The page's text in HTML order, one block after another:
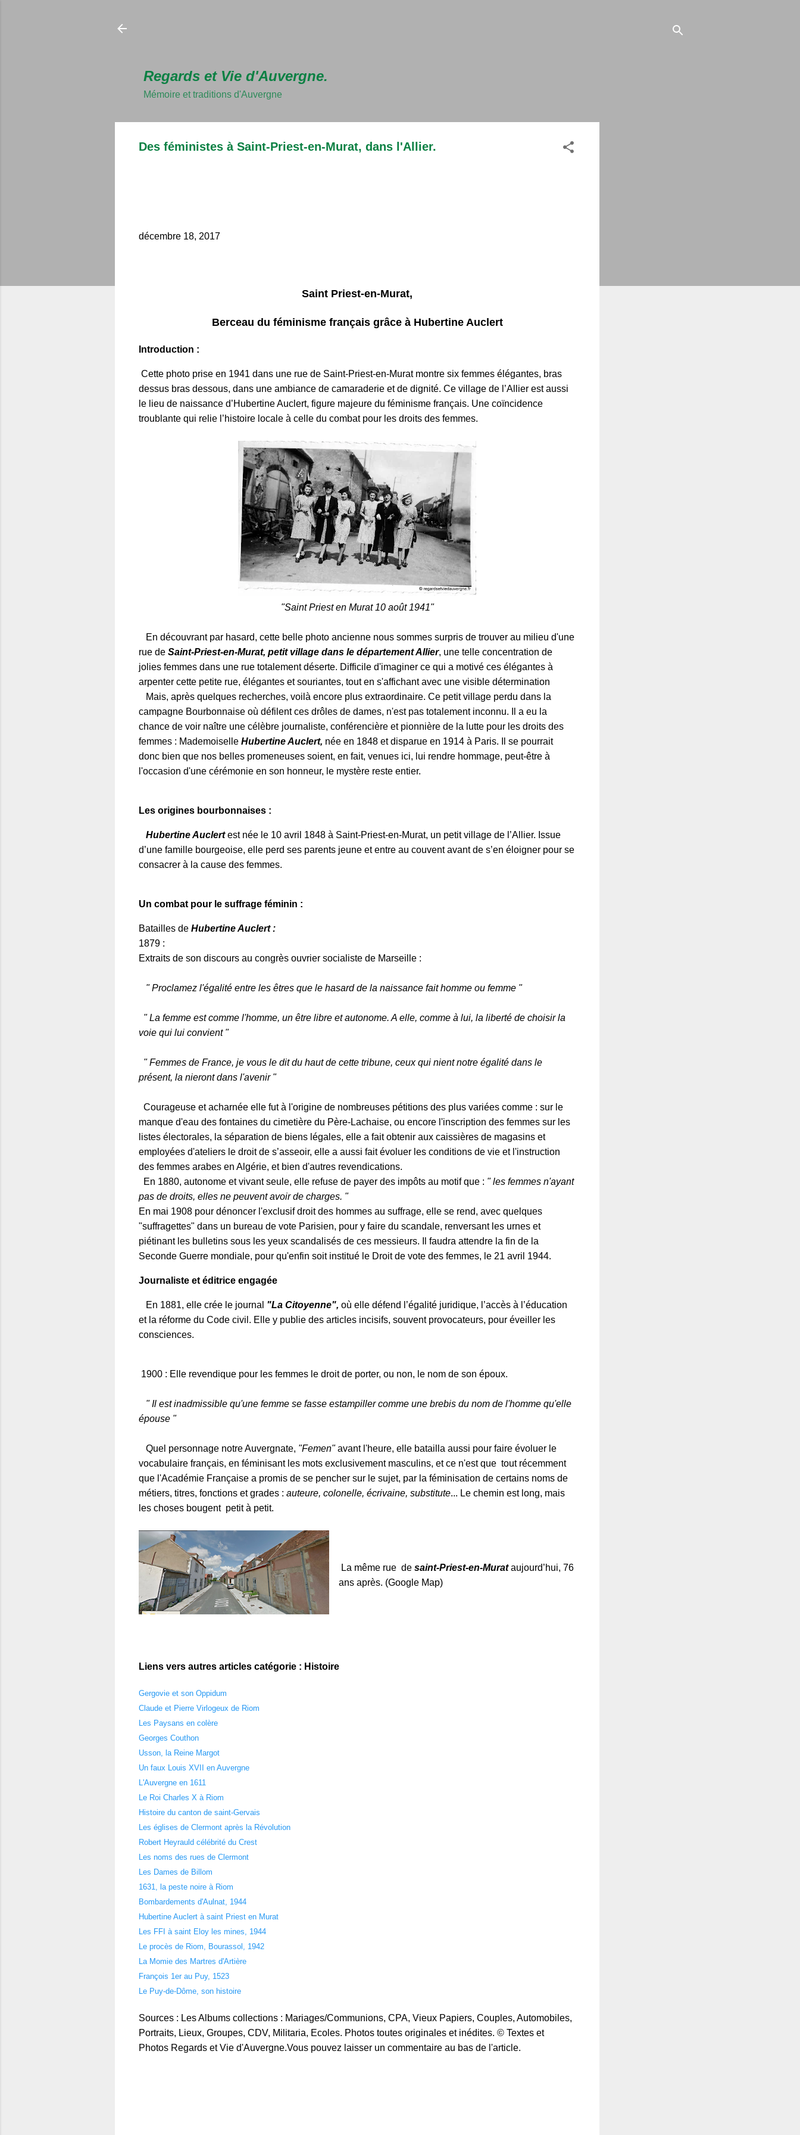
Regards et Vie d'Auvergne.
Mémoire et traditions d'Auvergne
Des féministes à Saint-Priest-en-Murat, dans l'Allier.
décembre 18, 2017
Saint Priest-en-Murat,
Berceau du féminisme français grâce à Hubertine Auclert
Introduction :
Cette photo prise en 1941 dans une rue de Saint‑Priest‑en‑Murat montre six femmes élégantes, bras
dessus bras dessous, dans une ambiance de camaraderie et de dignité. Ce village de l’Allier est aussi
le lieu de naissance d’Hubertine Auclert, figure majeure du féminisme français. Une coïncidence
troublante qui relie l’histoire locale à celle du combat pour les droits des femmes.
"Saint Priest en Murat 10 août1941"
En découvrant par hasard, cette belle photo ancienne nous sommes surpris de trouver au milieu d'une
rue de Saint-Priest-en-Murat, petit village dans le département Allier, une telle concentration de
jolies femmes dans une rue totalement déserte. Difficile d'imaginer ce qui a motivé ces élégantes à
arpenter cette petite rue, élégantes et souriantes, tout en s'affichant avec une visible détermination
Mais, après quelques recherches, voilà encore plus extraordinaire. Ce petit village perdu dans la
campagne Bourbonnaise où défilent ces drôles de dames, n'est pas totalement inconnu. Il a eu la
chance de voir naître une célèbre journaliste, conférencière et pionnière de la lutte pour les droits des
femmes : Mademoiselle Hubertine Auclert, née en 1848 et disparue en 1914 à Paris. Il se pourrait
donc bien que nos belles promeneuses soient, en fait, venues ici, lui rendre hommage, peut-être à
l'occasion d'une cérémonie en son honneur, le mystère reste entier.
Les origines bourbonnaises :
Hubertine Auclertest née le 10 avril 1848 à Saint-Priest-en-Murat, un petit village de l’Allier. Issue
d’une famille bourgeoise, elle perd ses parents jeune et entre au couvent avant de s’en éloigner pour se
consacrer à la cause des femmes.
Un combat pour le suffrage féminin :
Batailles de Hubertine Auclert :
1879 :
Extraits de son discours au congrès ouvrier socialiste de Marseille :
" Proclamez l'égalité entre les êtres que le hasard de la naissance fait homme ou femme "
" La femme est comme l'homme, un être libre et autonome. A elle, comme à lui, la liberté de choisir la
voie qui lui convient "
" Femmes de France, je vous le dit du haut de cette tribune, ceux qui nient notre égalité dans le
présent, la nieront dans l'avenir "
Courageuse et acharnée elle fut à l'origine de nombreuses pétitions des plus variées comme : sur le
manque d'eau des fontaines du cimetière du Père-Lachaise, ou encore l'inscription des femmes sur les
listes électorales, la séparation de biens légales, elle a fait obtenir aux caissières de magasins et
employées d'ateliers le droit de s’asseoir, elle a aussi fait évoluer les conditions de vie et l'instruction
des femmes arabes en Algérie, et bien d'autres revendications.
En 1880, autonome et vivant seule, elle refuse de payer des impôts au motif que : " les femmes n'ayant
pas de droits, elles ne peuvent avoir de charges. "
En mai 1908 pour dénoncer l'exclusif droit des hommes au suffrage, elle se rend, avec quelques
"suffragettes" dans un bureau de vote Parisien, pour y faire du scandale, renversant les urnes et
piétinant les bulletins sous les yeux scandalisés de ces messieurs. Il faudra attendre la fin de la
Seconde Guerre mondiale, pour qu'enfin soit institué le Droit de vote des femmes, le 21 avril 1944.
Journaliste et éditrice engagée
En 1881, elle crée le journal "La Citoyenne", où elle défend l’égalité juridique, l’accès à l’éducation
et la réforme du Code civil. Elle y publie des articles incisifs, souvent provocateurs, pour éveiller les
consciences.
1900 : Elle revendique pour les femmes le droit de porter, ou non, le nom de son époux.
" Il est inadmissible qu'une femme se fasse estampiller comme une brebis du nom de l'homme qu'elle
épouse "
Quel personnage notre Auvergnate, "Femen"avant l'heure, elle batailla aussi pour faire évoluer le
vocabulaire français, en féminisant les mots exclusivement masculins, et ce n'est que tout récemment
que l'Académie Française a promis de se pencher sur le sujet, par la féminisation de certains noms de
métiers, titres, fonctions et grades : auteure, colonelle, écrivaine, substitute... Le chemin est long, mais
les choses bougent petit à petit.
La même rue de saint-Priest-en-Murataujourd’hui, 76
ans après. (Google Map)
Liens vers autres articles catégorie : Histoire
Gergovie et son Oppidum
Claude et Pierre Virlogeux de Riom
Les Paysans en colère
Georges Couthon
Usson, la Reine Margot
Un faux Louis XVII en Auvergne
L'Auvergne en 1611
Le Roi Charles X à Riom
Histoire du canton de saint-Gervais
Les églises de Clermont après la Révolution
Robert Heyrauld célébrité du Crest
Les noms des rues de Clermont
Les Dames de Billom
1631, la peste noire à Riom
Bombardements d'Aulnat, 1944
Hubertine Auclert à saint Priest en Murat
Les FFI à saint Eloy les mines, 1944
Le procès de Riom, Bourassol, 1942
La Momie des Martres d'Artière
François 1er au Puy, 1523
Le Puy-de-Dôme, son histoire
Sources : Les Albums collections : Mariages/Communions, CPA, Vieux Papiers, Couples, Automobiles,
Portraits, Lieux, Groupes, CDV, Militaria, Ecoles. Photos toutes originales et inédites. © Textes et
Photos Regards et Vie d'Auvergne.Vous pouvez laisser un commentaire au bas de l'article.